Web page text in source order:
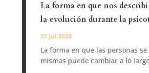
La forma en que nos
la evolución durante la
31 Jul 2026
La forma en que las personas
mismas puede cambiar a lo